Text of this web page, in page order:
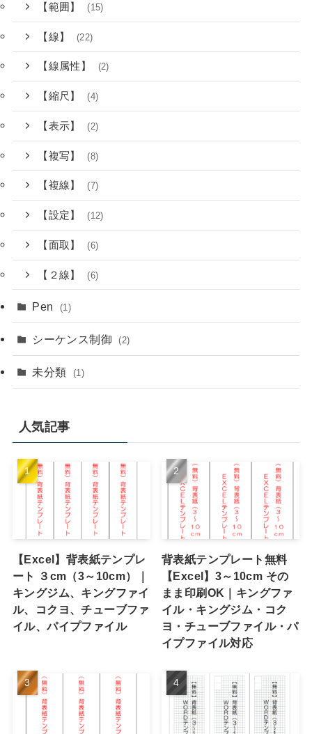
【範囲】 (15)
【線】 (22)
【線属性】 (2)
【縮尺】 (4)
【表示】 (2)
【複写】 (8)
【複線】 (7)
【設定】 (12)
【面取】 (6)
【２線】 (6)
Pen (1)
シーケンス制御 (2)
未分類 (1)
人気記事
【Excel】背表紙テンプレ
ート ３cm（3～10cm）｜
キングジム、キングファイ
ル、コクヨ、チューブファ
イル、パイプファイル
背表紙テンプレート無料
【Excel】3～10cm その
まま印刷OK｜キングファ
イル・キングジム・コク
ヨ・チューブファイル・パ
イプファイル対応